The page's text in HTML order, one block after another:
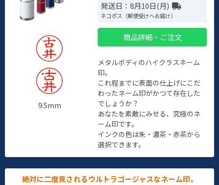
9.5mm
発送日：8月10日(月)
ネコポス（郵便受けへお届け）
商品詳細・ご注文
メタルボディのハイクラスネーム
印。
これ程までに表面の仕上げにこだ
わったネーム印がかつて存在した
でしょうか？
あなたを素敵にみせる、究極のネ
ーム印です。
インクの色は朱・濃茶・赤茶から
選択できます。
絶対に二度見されるウルトラゴージャスなネーム印。